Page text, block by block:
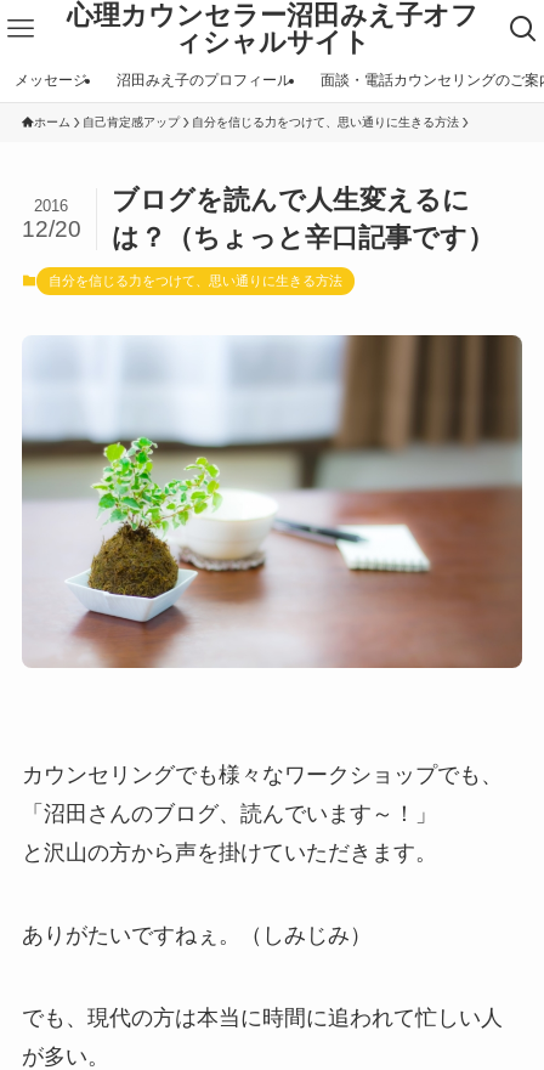
心理カウンセラー沼田みえ子オフ
ィシャルサイト
メッセージ 沼田みえ子のプロフィール 面談・電話カウンセリングのご案
ホーム 自己肯定感アップ 自分を信じる力をつけて、思い通りに生きる方法
ブログを読んで人生変えるに
は？（ちょっと辛口記事です）
2016
12/20
自分を信じる力をつけて、思い通りに生きる方法
カウンセリングでも様々なワークショップでも、
「沼田さんのブログ、読んでいます～！」
と沢山の方から声を掛けていただきます。
ありがたいですねぇ。（しみじみ）
でも、現代の方は本当に時間に追われて忙しい人
が多い。